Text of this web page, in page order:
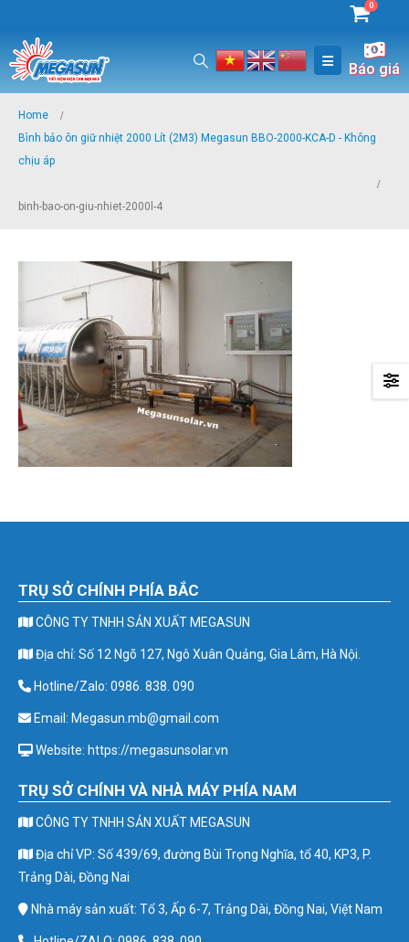
0
Báo giá
Home
Bình bảo ôn giữ nhiệt 2000 Lít (2M3) Megasun BBO-2000-KCA-D - Không
chịu áp
binh-bao-on-giu-nhiet-2000l-4
TRỤ SỞ CHÍNH PHÍA BẮC
CÔNG TY TNHH SẢN XUẤT MEGASUN
Địa chỉ: Số 12 Ngõ 127, Ngô Xuân Quảng, Gia Lâm, Hà Nội.
Hotline/Zalo: 0986. 838. 090
Email: Megasun.mb@gmail.com
Website: https://megasunsolar.vn
TRỤ SỞ CHÍNH VÀ NHÀ MÁY PHÍA NAM
CÔNG TY TNHH SẢN XUẤT MEGASUN
Địa chỉ VP: Số 439/69, đường Bùi Trọng Nghĩa, tổ 40, KP3, P.
Trảng Dài, Đồng Nai
Nhà máy sản xuất: Tổ 3, Ấp 6-7, Trảng Dài, Đồng Nai, Việt Nam